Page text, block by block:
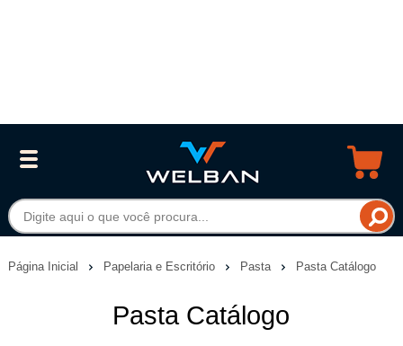
Página Inicial Papelaria e Escritório Pasta Pasta Catálogo
Pasta Catálogo